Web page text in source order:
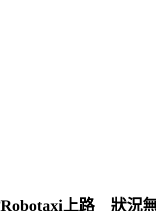
上路 狀況